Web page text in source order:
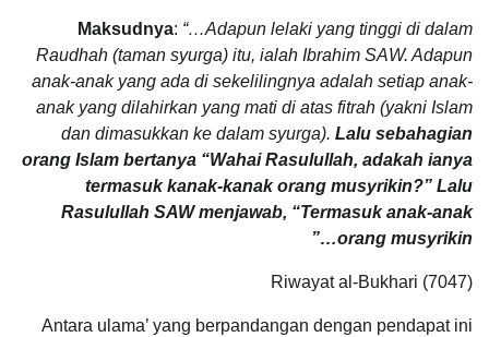
Maksudnya: “…Adapun lelaki yang tinggi di dalam
Raudhah (taman syurga) itu, ialah Ibrahim SAW. Adapun
anak-anak yang ada di sekelilingnya adalah setiap anak-
anak yang dilahirkan yang mati di atas fitrah (yakni Islam
dan dimasukkan ke dalam syurga). Lalu sebahagian
orang Islam bertanya “Wahai Rasulullah, adakah ianya
termasuk kanak-kanak orang musyrikin?” Lalu
Rasulullah SAW menjawab, “Termasuk anak-anak
orang musyrikin…”
Riwayat al-Bukhari (7047)
Antara ulama’ yang berpandangan dengan pendapat ini